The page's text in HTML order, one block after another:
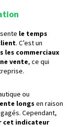
le temps
. C’est un
les commerciaux
vente, ce qui
ou
longs en raison
Cependant,
cet indicateur